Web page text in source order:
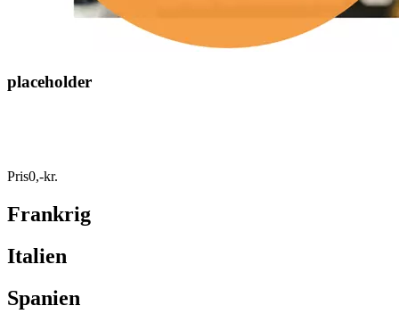
placeholder
Pris0,-kr.
Frankrig
Italien
Spanien